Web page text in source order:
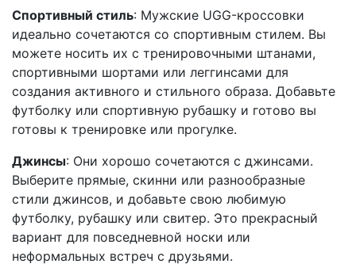
Спортивный стиль: Мужские UGG-кроссовки
идеально сочетаются со спортивным стилем. Вы
можете носить их с тренировочными штанами,
спортивными шортами или леггинсами для
создания активного и стильного образа. Добавьте
футболку или спортивную рубашку и готово вы
готовы к тренировке или прогулке.
Джинсы: Они хорошо сочетаются с джинсами.
Выберите прямые, скинни или разнообразные
стили джинсов, и добавьте свою любимую
футболку, рубашку или свитер. Это прекрасный
вариант для повседневной носки или
неформальных встреч с друзьями.